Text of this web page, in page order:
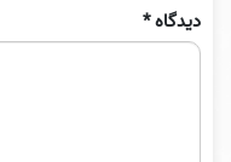
دیدگاه*